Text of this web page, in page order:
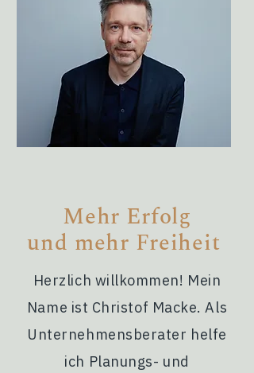
Mehr Erfolg
und mehr Freiheit
Herzlich willkommen! Mein
Name ist Christof Macke. Als
Unternehmensberater helfe
ich Planungs- und